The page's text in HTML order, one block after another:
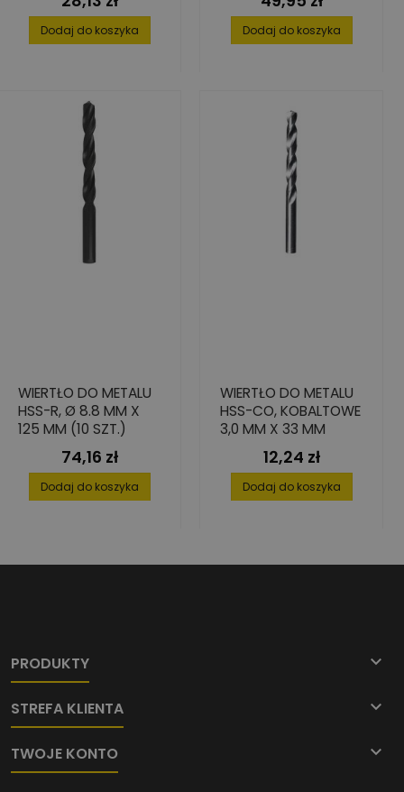
Dodaj do koszyka Dodaj do koszyka
WIERTŁO DO METALU
HSS-R, Ø 8.8 MM X
125 MM (10 SZT.)
Cena
74,16 zł
Dodaj do koszyka
WIERTŁO DO METALU
HSS-CO, KOBALTOWE
3,0 MM X 33 MM
Cena
12,24 zł
Dodaj do koszyka
PRODUKTY 
STREFA KLIENTA 
TWOJE KONTO 